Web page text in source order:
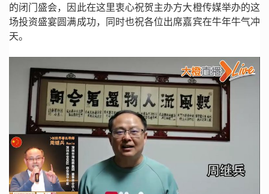
的闭门盛会，因此在这里衷心祝贺主办方大橙传媒举办的这
场投资盛宴圆满成功，同时也祝各位出席嘉宾在牛年牛气冲
天。